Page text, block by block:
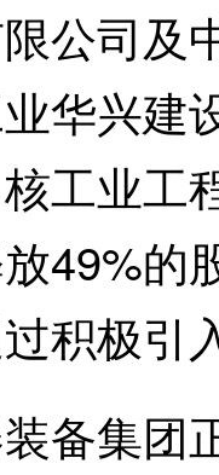
公司及
华兴建
工业工
49%的
积极引
集团